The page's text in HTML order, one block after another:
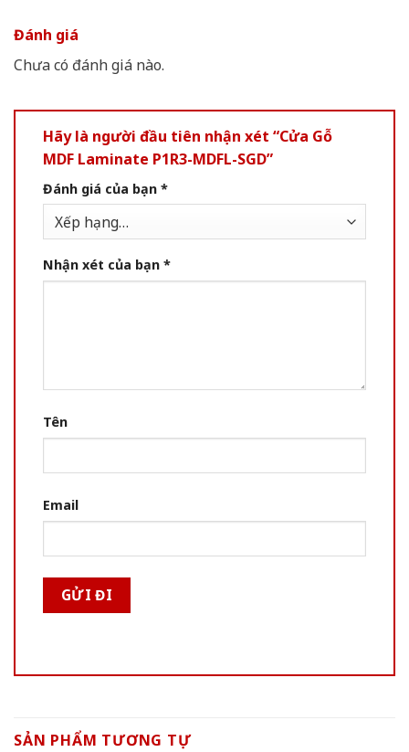
Đánh giá
Chưa có đánh giá nào.
Hãy là người đầu tiên nhận xét “Cửa Gỗ
MDF Laminate P1R3-MDFL-SGD”
Đánh giá của bạn *
Nhận xét của bạn *
Tên
Email
SẢN PHẨM TƯƠNG TỰ